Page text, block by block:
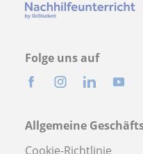
Folge uns auf
Allgemeine
Cookie-Richtlinie